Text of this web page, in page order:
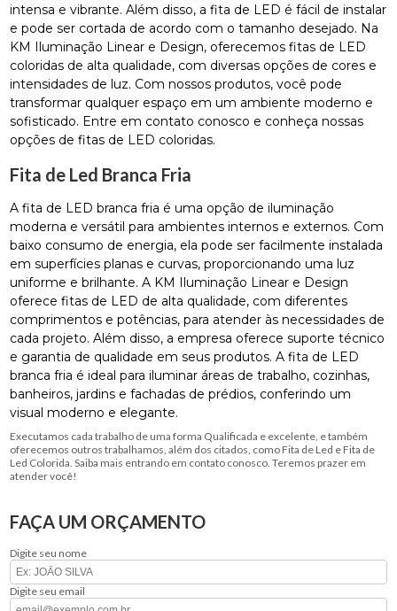
intensa e vibrante. Além disso, a fita de LED é fácil de instalar
e pode ser cortada de acordo com o tamanho desejado. Na
KM Iluminação Linear e Design, oferecemos fitas de LED
coloridas de alta qualidade, com diversas opções de cores e
intensidades de luz. Com nossos produtos, você pode
transformar qualquer espaço em um ambiente moderno e
sofisticado. Entre em contato conosco e conheça nossas
opções de fitas de LED coloridas.
Fita de Led Branca Fria
A fita de LED branca fria é uma opção de iluminação
moderna e versátil para ambientes internos e externos. Com
baixo consumo de energia, ela pode ser facilmente instalada
em superfícies planas e curvas, proporcionando uma luz
uniforme e brilhante. A KM Iluminação Linear e Design
oferece fitas de LED de alta qualidade, com diferentes
comprimentos e potências, para atender às necessidades de
cada projeto. Além disso, a empresa oferece suporte técnico
e garantia de qualidade em seus produtos. A fita de LED
branca fria é ideal para iluminar áreas de trabalho, cozinhas,
banheiros, jardins e fachadas de prédios, conferindo um
visual moderno e elegante.
Executamos cada trabalho de uma forma Qualificada e excelente, e também
oferecemos outros trabalhamos, além dos citados, como Fita de Led e Fita de
Led Colorida. Saiba mais entrando em contato conosco. Teremos prazer em
atender você!
FAÇA UM ORÇAMENTO
Digite seu nome
Digite seu email